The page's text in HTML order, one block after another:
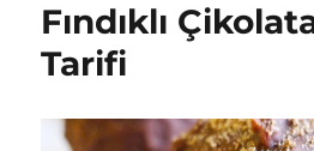
Fındıklı
Tarifi